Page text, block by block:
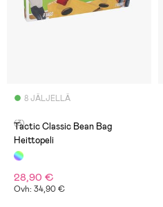
8 JÄLJELLÄ
(3)
Tactic Classic Bean Bag
Heittopeli
28,90 €
Ovh: 34,90 €